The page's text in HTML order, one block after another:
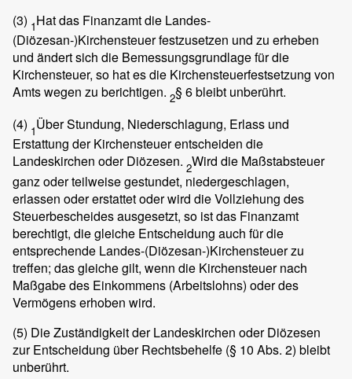
(3) 1Hat das Finanzamt die Landes-
(Diözesan-)Kirchensteuer festzusetzen und zu erheben
und ändert sich die Bemessungsgrundlage für die
Kirchensteuer, so hat es die Kirchensteuerfestsetzung von
Amts wegen zu berichtigen. 2§ 6 bleibt unberührt.
(4) 1Über Stundung, Niederschlagung, Erlass und
Erstattung der Kirchensteuer entscheiden die
Landeskirchen oder Diözesen. 2Wird die Maßstabsteuer
ganz oder teilweise gestundet, niedergeschlagen,
erlassen oder erstattet oder wird die Vollziehung des
Steuerbescheides ausgesetzt, so ist das Finanzamt
berechtigt, die gleiche Entscheidung auch für die
entsprechende Landes-(Diözesan-)Kirchensteuer zu
treffen; das gleiche gilt, wenn die Kirchensteuer nach
Maßgabe des Einkommens (Arbeitslohns) oder des
Vermögens erhoben wird.
(5) Die Zuständigkeit der Landeskirchen oder Diözesen
zur Entscheidung über Rechtsbehelfe (§ 10 Abs. 2) bleibt
unberührt.